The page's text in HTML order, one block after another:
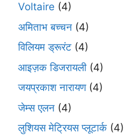
Voltaire (4)
अमिताभ बच्चन (4)
विलियम ड्रूरंट (4)
आइज़क डिजरायली (4)
जयप्रकाश नारायण(4)
जेम्स एलन (4)
लुशियस मेट्रियस प्लूटार्क (4)